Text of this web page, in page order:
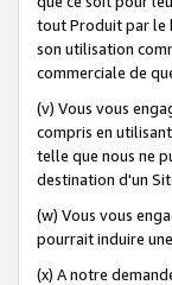
tout Produit par le
son utilisation
commerciale de
(v) Vous vous
compris en
telle que nous ne
destination d'un
(w) Vous vous
pourrait induire
(x) A notre